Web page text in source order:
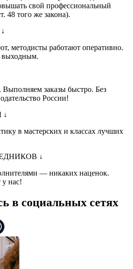
свой профессиональный
48 того же закона).
↓
методисты работают оперативно.
выходным.
заказы быстро. Без
России!
↓
в мастерских и классах лучших
↓
— никаких наценок.
у нас!
в социальных сетях